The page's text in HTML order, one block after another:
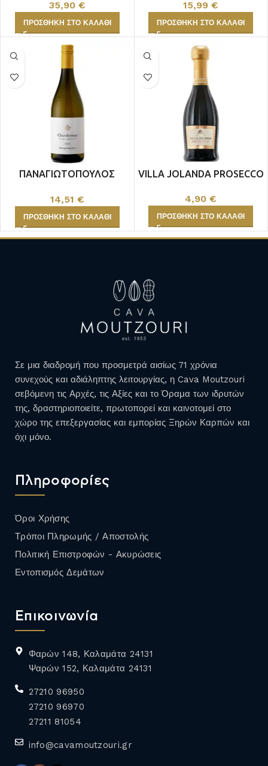
35,90 €
ΠΡΟΣΘΉΚΗ ΣΤΟ ΚΑΛΆΘΙ
15,99€
ΠΡΟΣΘΉΚΗ ΣΤΟ ΚΑΛΆΘΙ
ΠΑΝΑΓΙΩΤΟΠΟΥΛΟΣ
14,51 €
ΠΡΟΣΘΉΚΗ ΣΤΟ ΚΑΛΆΘΙ
VILLA JOLANDA PROSECCO
4,90€
ΠΡΟΣΘΉΚΗ ΣΤΟ ΚΑΛΆΘΙ
Σε μια διαδρομή που προσμετρά αισίως 71 χρόνια
συνεχούς και αδιάληπτης λειτουργίας, η Cava Moutzouri
σεβόμενη τις Αρχές, τις Αξίες και το Όραμα των ιδρυτών
της, δραστηριοποιείτε, πρωτοπορεί και καινοτομεί στο
χώρο της επεξεργασίας και εμπορίας Ξηρών Καρπών και
όχι μόνο.
Πληροφορίες
Όροι Χρήσης
Τρόποι Πληρωμής / Αποστολής
Πολιτική Επιστροφών - Ακυρώσεις
Εντοπισμός Δεμάτων
Επικοινωνία
Φαρών 148, Καλαμάτα 24131
Ψαρών 152, Καλαμάτα 24131
27210 96950
27210 96970
27211 81054
info@cavamoutzouri.gr